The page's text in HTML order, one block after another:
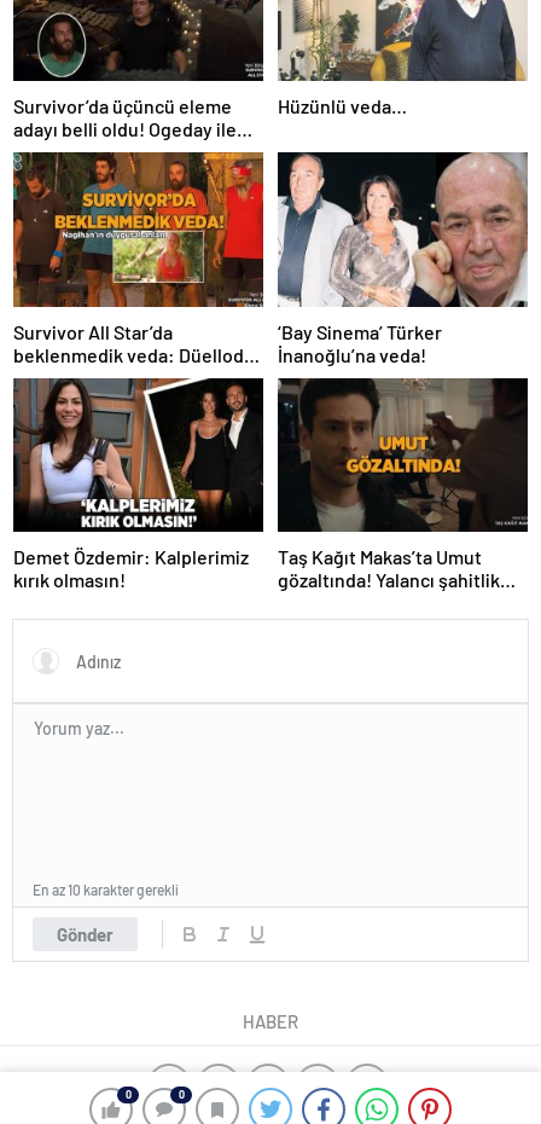
0 0
Survivor’da üçüncü eleme
adayı belli oldu! Ogeday ile
Acun Ilıcalı’nın tartışması
yarışmaya damga vurdu
Hüzünlü veda…
Survivor All Star’da
beklenmedik veda: Düelloda
elenen yarışmacı belli oldu!
Nagihan’ın duygusal anları
‘Bay Sinema’ Türker
İnanoğlu’na veda!
Demet Özdemir: Kalplerimiz
kırık olmasın!
Taş Kağıt Makas’ta Umut
gözaltında! Yalancı şahitlik
Gönder
En az 10 karakter gerekli
HABER